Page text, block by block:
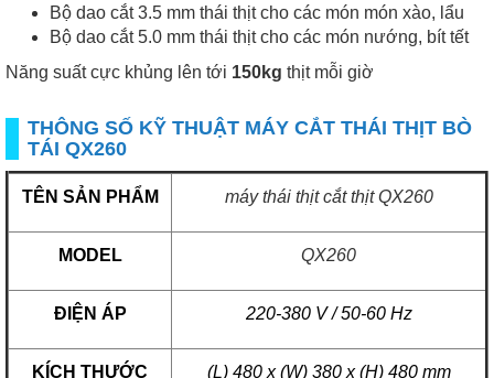
Bộ dao cắt 3.5 mm thái thịt cho các món món xào, lẩu
Bộ dao cắt 5.0 mm thái thịt cho các món nướng, bít tết
​Năng suất cực khủng lên tới 150kg thịt mỗi giờ
THÔNG SỐ KỸ THUẬT MÁY CẮT THÁI THỊT BÒ
TÁI QX260
TÊN SẢN PHẨM máy thái thịt cắt thịt QX260
MODEL QX260
ĐIỆN ÁP 220-380 V / 50-60 Hz
KÍCH THƯỚC (L) 480 x (W) 380 x (H) 480 mm